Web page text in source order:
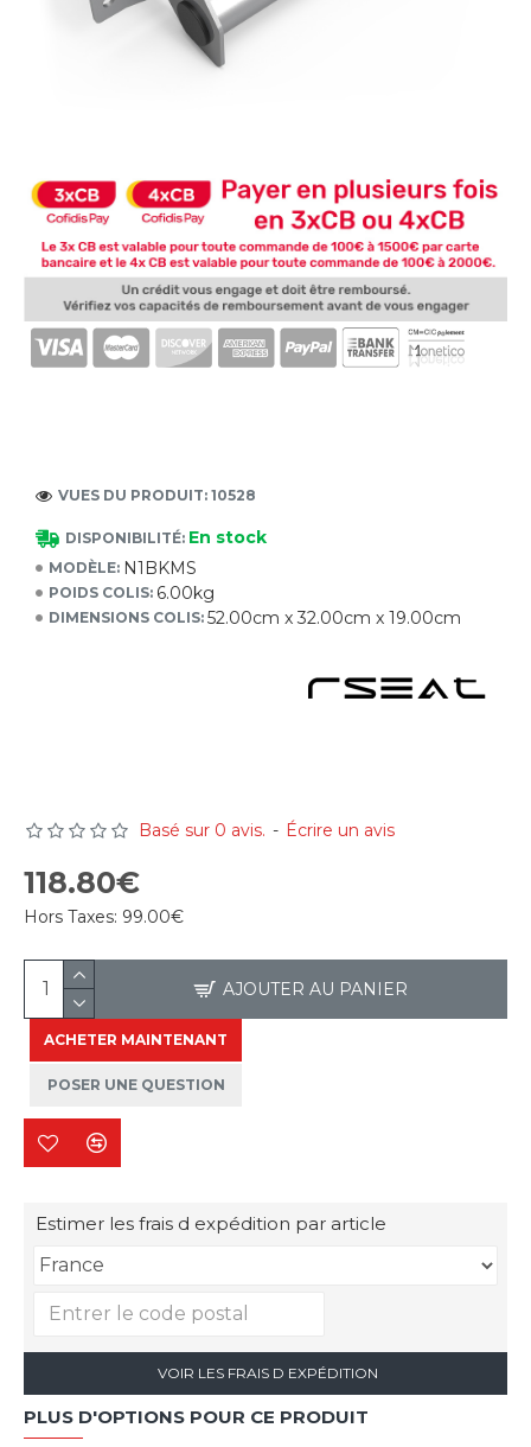
DISPONIBILITÉ: En stock
MODÈLE: N1BKMS
POIDS COLIS: 6.00kg
DIMENSIONS COLIS: 52.00cm x 32.00cm x 19.00cm
VUES DU PRODUIT: 10528
Basé sur 0 avis. - Écrire un avis
118.80€
Hors Taxes: 99.00€
AJOUTER AU PANIER
ACHETER MAINTENANT
POSER UNE QUESTION
Estimer les frais d expédition par article
VOIR LES FRAIS D EXPÉDITION
PLUS D'OPTIONS POUR CE PRODUIT